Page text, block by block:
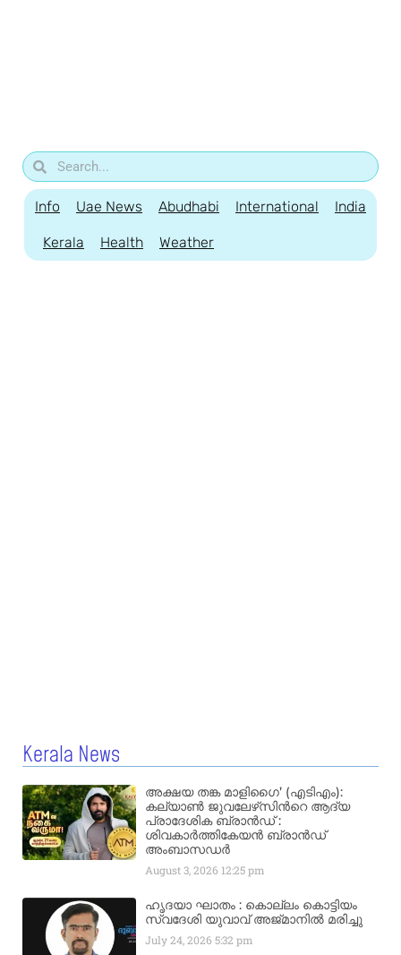
Info Uae News Abudhabi International India
Kerala Health Weather
Kerala News
അക്ഷയ തങ്ക മാളിഗൈ’ (എടിഎം):
കല്യാണ്‍ ജുവലേഴ്‌സിന്‍റെ ആദ്യ
പ്രാദേശിക ബ്രാന്‍ഡ് :
ശിവകാര്‍ത്തികേയന്‍ ബ്രാന്‍ഡ്
അംബാസഡര്‍
August 3, 2026 12:25 pm
ഹൃദയാ ഘാതം : കൊല്ലം കൊട്ടിയം
സ്വദേശി യുവാവ് അജ്മാനിൽ മരിച്ചു
July 24, 20265:32 pm